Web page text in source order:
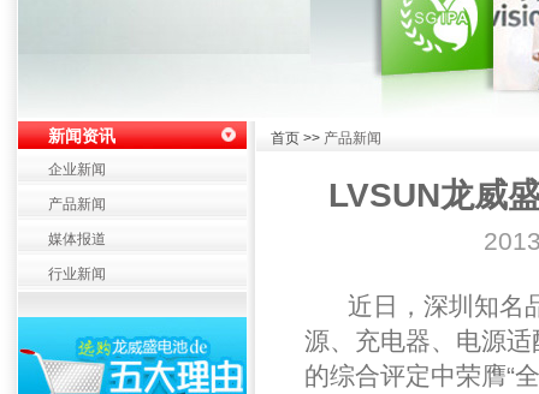
新闻资讯
企业新闻
产品新闻
媒体报道
行业新闻
首页 >> 产品新闻
LVSUN龙威
近日，深圳知名品
源、充电器、电源
的综合评定中荣膺“